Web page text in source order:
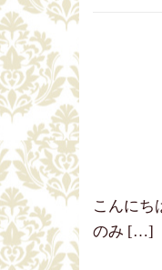
こんにち
のみ […]